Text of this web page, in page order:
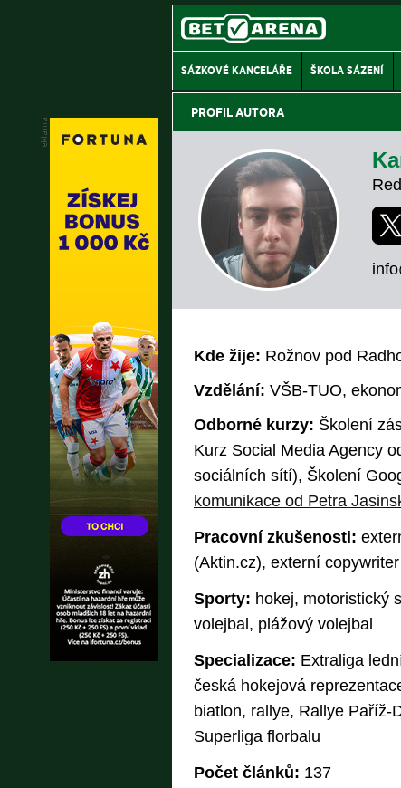
SÁZKOVÉ KANCELÁŘE ŠKOLA SÁZENÍ
PROFIL AUTORA
Kde žije: Rožnov pod
Vzdělání: VŠB-TUO,
Odborné kurzy: Školení
Kurz Social Media Agency
sociálních sítí), Školení
komunikace od Petra
Pracovní zkušenosti:
(Aktin.cz), externí
Sporty: hokej, motoristický
volejbal, plážový volejbal
Specializace: Extraliga
česká hokejová
biatlon, rallye, Rallye Paříž-
Superliga florbalu
Počet článků: 137